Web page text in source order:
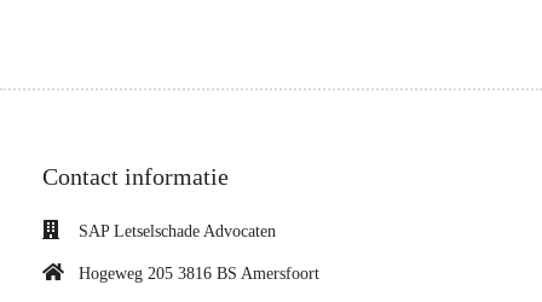
Contact informatie
SAP Letselschade Advocaten
Hogeweg 205 3816 BS Amersfoort